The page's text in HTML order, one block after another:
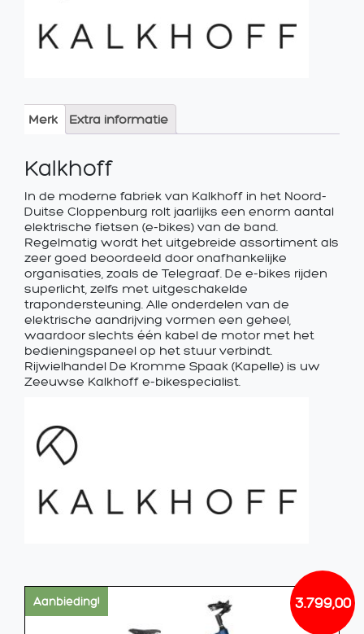
Merk Extra informatie
Kalkhoff
In de moderne fabriek van Kalkhoff in het Noord-
Duitse Cloppenburg rolt jaarlijks een enorm aantal
elektrische fietsen (e-bikes) van de band.
Regelmatig wordt het uitgebreide assortiment als
zeer goed beoordeeld door onafhankelijke
organisaties, zoals de Telegraaf. De e-bikes rijden
superlicht, zelfs met uitgeschakelde
trapondersteuning. Alle onderdelen van de
elektrische aandrijving vormen een geheel,
waardoor slechts één kabel de motor met het
bedieningspaneel op het stuur verbindt.
Rijwielhandel De Kromme Spaak (Kapelle) is uw
Zeeuwse Kalkhoff e-bikespecialist.
Aanbieding!
prijs
3.799,00
prijs